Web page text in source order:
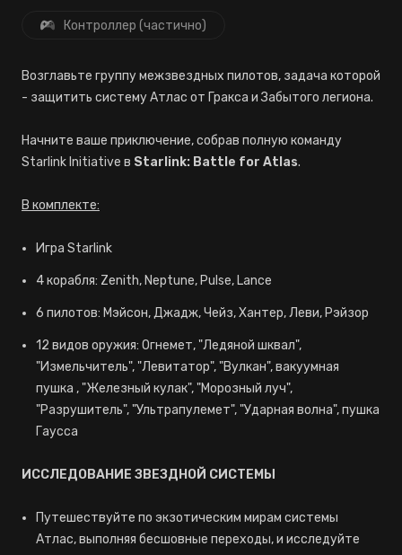
Контроллер (частично)
Возглавьте группу межзвездных пилотов, задача которой
- защитить систему Атлас от Гракса и Забытого легиона.
Начните ваше приключение, собрав полную команду
Starlink Initiative в Starlink: Battle for Atlas.
В комплекте:
Игра Starlink
4 корабля: Zenith, Neptune, Pulse, Lance
6 пилотов: Мэйсон, Джадж, Чейз, Хантер, Леви, Рэйзор
12 видов оружия: Огнемет, "Ледяной шквал",
"Измельчитель", "Левитатор", "Вулкан", вакуумная
пушка , "Железный кулак", "Морозный луч",
"Разрушитель", "Ультрапулемет", "Ударная волна", пушка
Гаусса
ИССЛЕДОВАНИЕ ЗВЕЗДНОЙ СИСТЕМЫ
Путешествуйте по экзотическим мирам системы
Атлас, выполняя бесшовные переходы, и исследуйте